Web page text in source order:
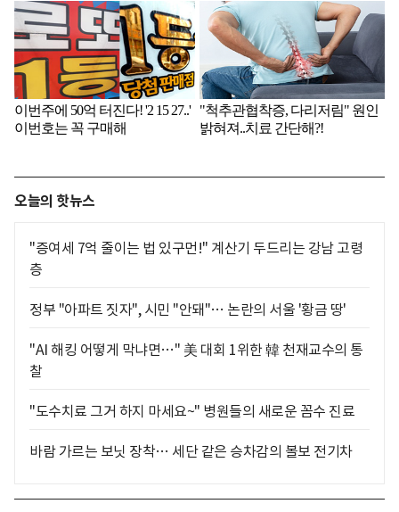
오늘의 핫뉴스
"증여세 7억 줄이는 법 있구먼!" 계산기 두드리는 강남 고령
층
정부 "아파트 짓자", 시민 "안돼"… 논란의 서울 '황금 땅'
"AI 해킹 어떻게 막냐면…" 美 대회 1위한 韓 천재교수의 통
찰
"도수치료 그거 하지 마세요~" 병원들의 새로운 꼼수 진료
바람 가르는 보닛 장착… 세단 같은 승차감의 볼보 전기차